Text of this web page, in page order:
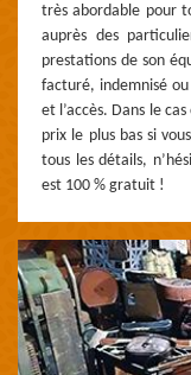
très abordable pour
auprès des
prestations de son
facturé, indemnisé
et l’accès. Dans le
prix le plus bas si
tous les détails,
est 100 % gratuit !